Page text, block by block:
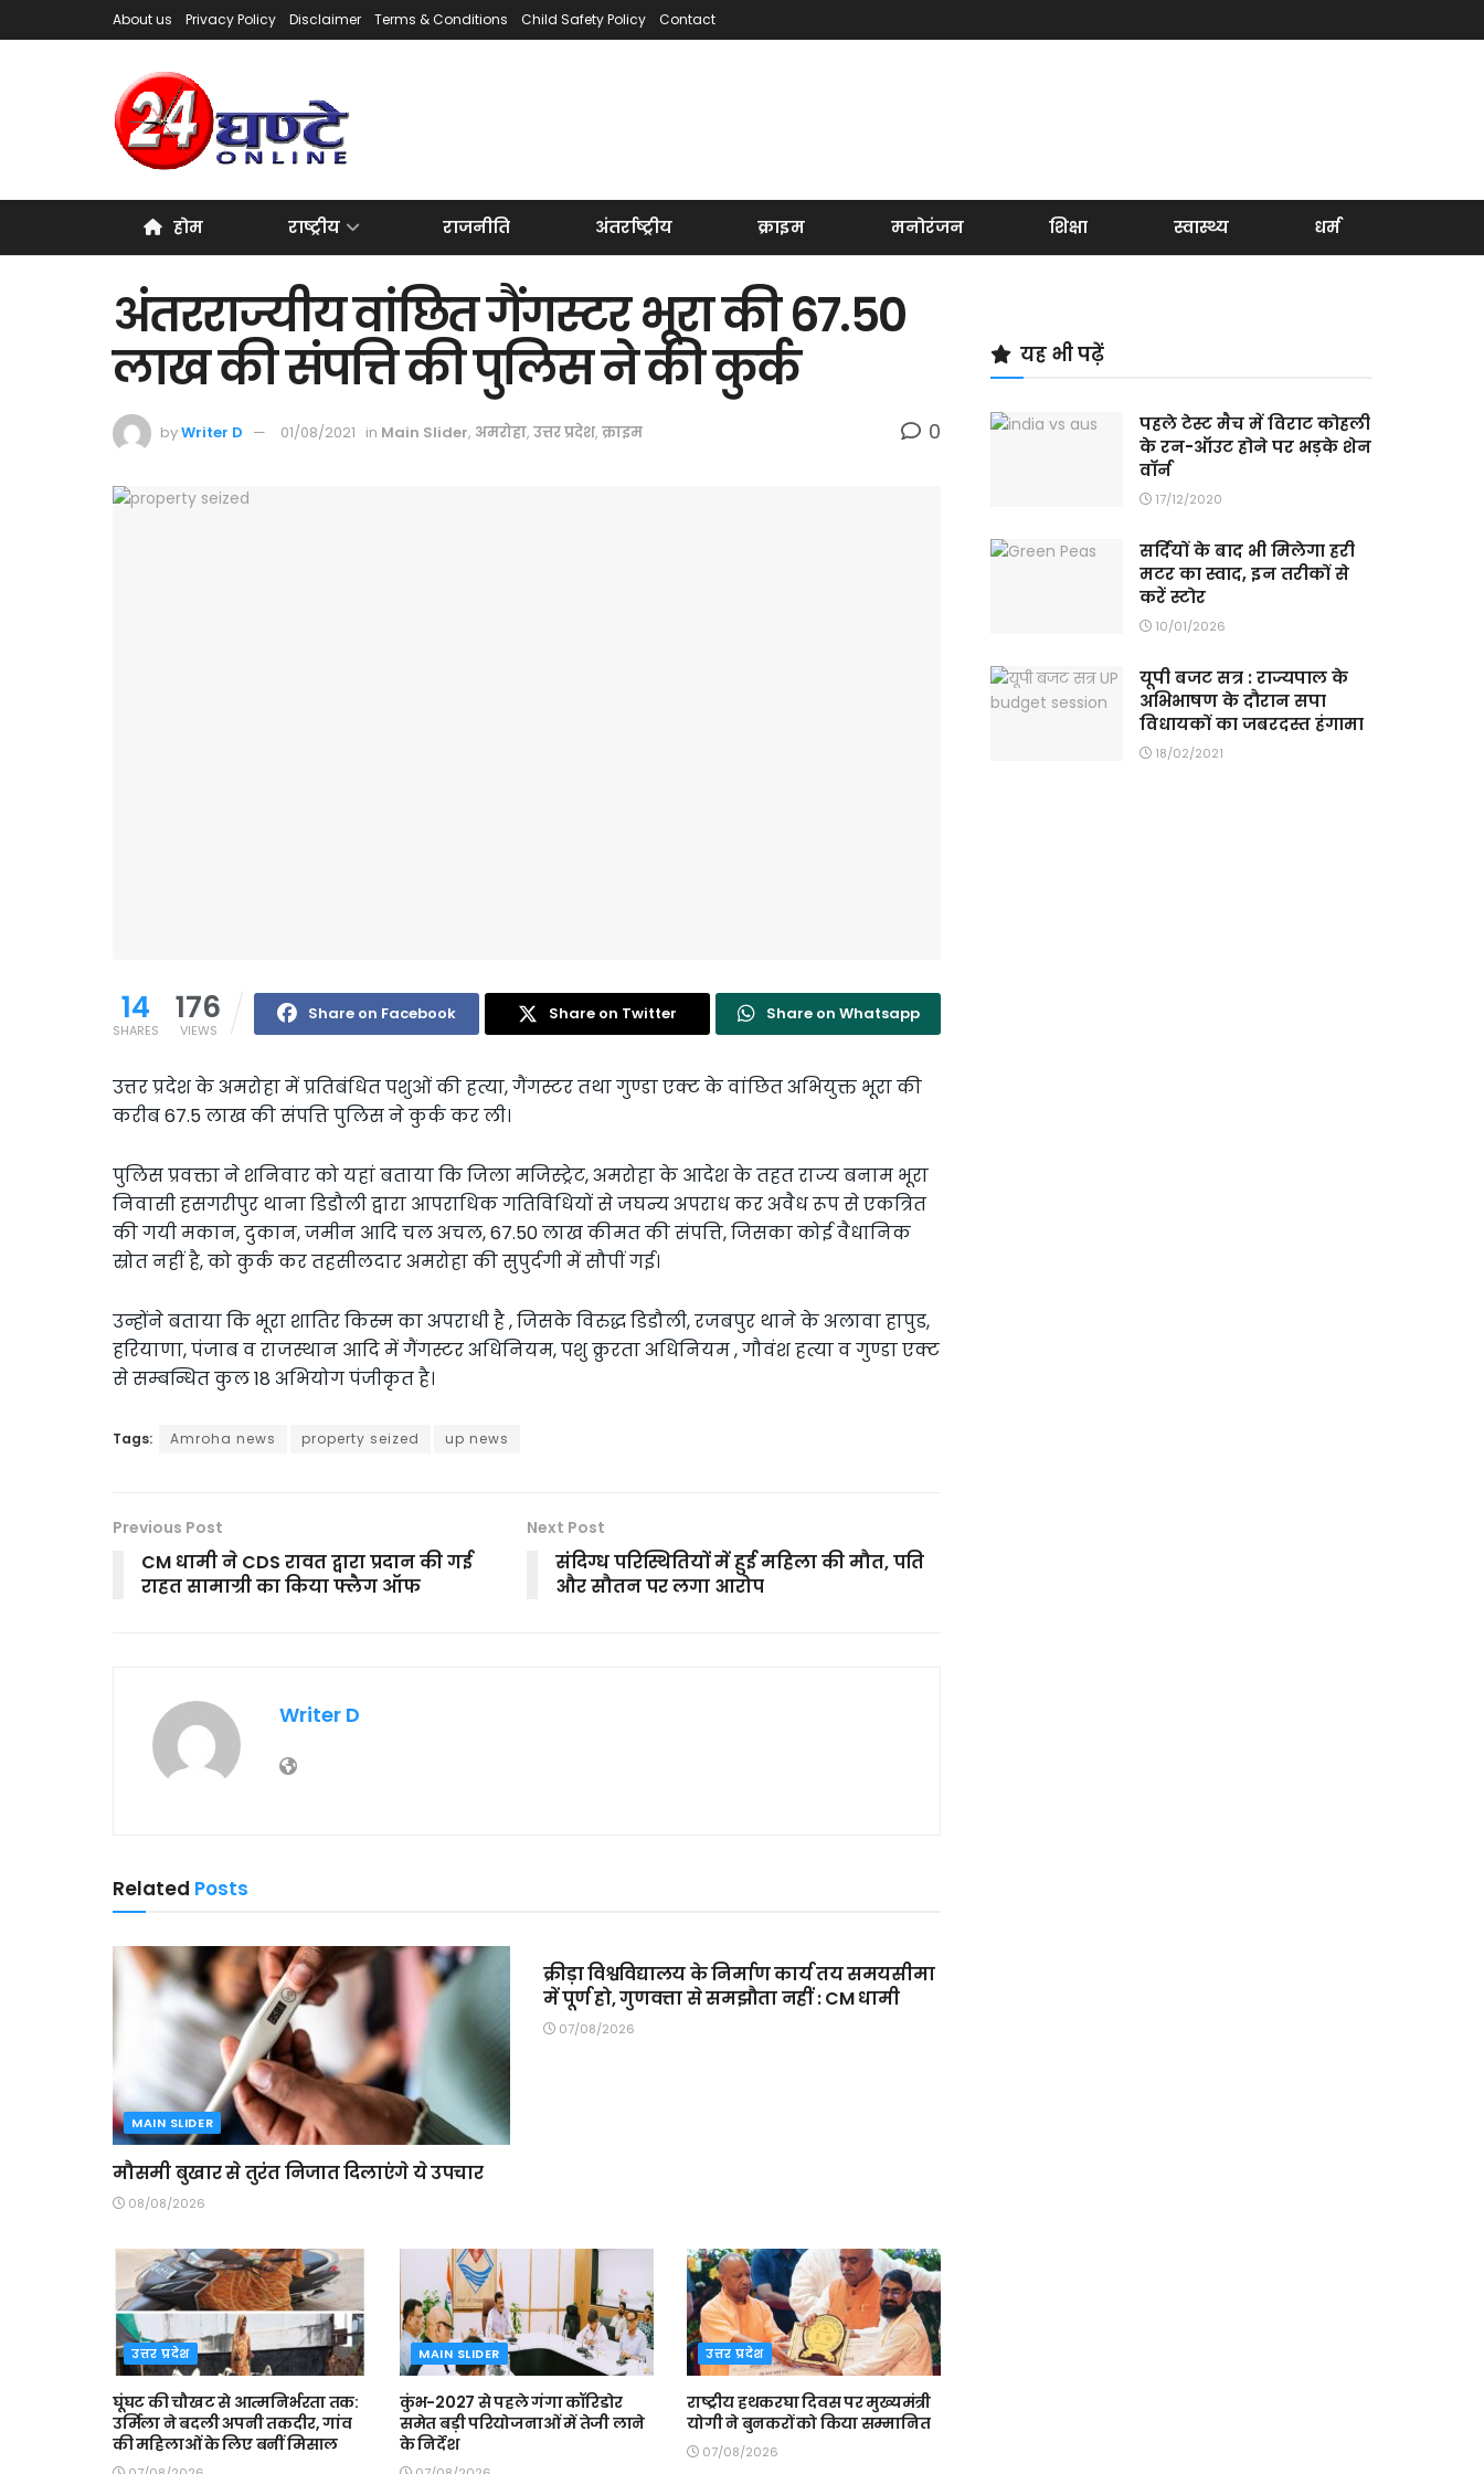
About us Privacy Policy Disclaimer Terms & Conditions Child Safety Policy Contact
होम राष्ट्रीय राजनीति अंतर्राष्ट्रीय क्राइम मनोरंजन शिक्षा स्वास्थ्य धर्म
अंतरराज्यीय वांछित गैंगस्टर भूरा की 67.50
लाख की संपत्ति की पुलिस ने की कुर्क
byWriter D 01/08/2021 in Main Slider, अमरोहा, उत्तर प्रदेश, क्राइम 0
14
SHARES
176
VIEWS
Share on Facebook Share on Twitter Share on Whatsapp
उत्तर प्रदेश के अमरोहा में प्रतिबंधित पशुओं की हत्या, गैंगस्टर तथा गुण्डा एक्ट के वांछित अभियुक्त भूरा की
करीब 67.5 लाख की संपत्ति पुलिस ने कुर्क कर ली।
पुलिस प्रवक्ता ने शनिवार को यहां बताया कि जिला मजिस्ट्रेट, अमरोहा के आदेश के तहत राज्य बनाम भूरा
निवासी हसगरीपुर थाना डिडौली द्वारा आपराधिक गतिविधियों से जघन्य अपराध कर अवैध रूप से एकत्रित
की गयी मकान, दुकान, जमीन आदि चल अचल, 67.50 लाख कीमत की संपत्ति, जिसका कोई वैधानिक
स्रोत नहीं है, को कुर्क कर तहसीलदार अमरोहा की सुपुर्दगी में सौपीं गई।
उन्होंने बताया कि भूरा शातिर किस्म का अपराधी है , जिसके विरुद्ध डिडौली, रजबपुर थाने के अलावा हापुड,
हरियाणा, पंजाब व राजस्थान आदि में गैंगस्टर अधिनियम, पशु क्रुरता अधिनियम , गौवंश हत्या व गुण्डा एक्ट
से सम्बन्धित कुल 18 अभियोग पंजीकृत है।
Tags: Amroha news property seized up news
Previous Post
CM धामी ने CDS रावत द्वारा प्रदान की गई
राहत सामाग्री का किया फ्लैग ऑफ
Next Post
संदिग्ध परिस्थितियों में हुई महिला की मौत, पति
और सौतन पर लगा आरोप
Writer D
Related Posts
MAIN SLIDER
मौसमी बुखार से तुरंत निजात दिलाएंगे ये उपचार
08/08/2026
क्रीड़ा विश्वविद्यालय के निर्माण कार्य तय समयसीमा
में पूर्ण हो, गुणवत्ता से समझौता नहीं : CM धामी
07/08/2026
उत्तर प्रदेश
घूंघट की चौखट से आत्मनिर्भरता तक:
उर्मिला ने बदली अपनी तकदीर, गांव
की महिलाओं के लिए बनीं मिसाल
MAIN SLIDER
कुंभ-2027 से पहले गंगा कॉरिडोर
समेत बड़ी परियोजनाओं में तेजी लाने
के निर्देश
उत्तर प्रदेश
राष्ट्रीय हथकरघा दिवस पर मुख्यमंत्री
योगी ने बुनकरों को किया सम्मानित
07/08/2026
यह भी पढ़ें
पहले टेस्ट मैच में विराट कोहली
के रन-ऑउट होने पर भड़के शेन
वाॅर्न
17/12/2020
सर्दियों के बाद भी मिलेगा हरी
मटर का स्वाद, इन तरीकों से
करें स्टोर
10/01/2026
यूपी बजट सत्र : राज्यपाल के
अभिभाषण के दौरान सपा
विधायकों का जबरदस्त हंगामा
18/02/2021